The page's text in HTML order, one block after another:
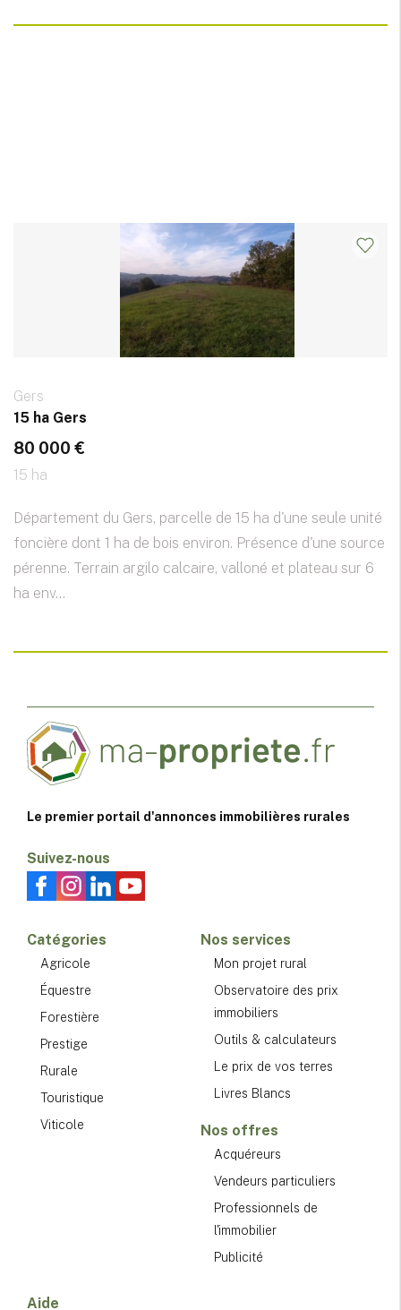
Gers
15 ha Gers
80 000 €
15 ha
Département du Gers, parcelle de 15 ha d'une seule unité
foncière dont 1 ha de bois environ. Présence d'une source
pérenne. Terrain argilo calcaire, valloné et plateau sur 6
ha env...
Le premier portail d'annonces immobilières rurales
Suivez-nous
Catégories
Agricole
Équestre
Forestière
Prestige
Rurale
Touristique
Viticole
Nos services
Mon projet rural
Observatoire des prix
immobiliers
Outils & calculateurs
Le prix de vos terres
Livres Blancs
Nos offres
Acquéreurs
Vendeurs particuliers
Professionnels de
l'immobilier
Publicité
Aide